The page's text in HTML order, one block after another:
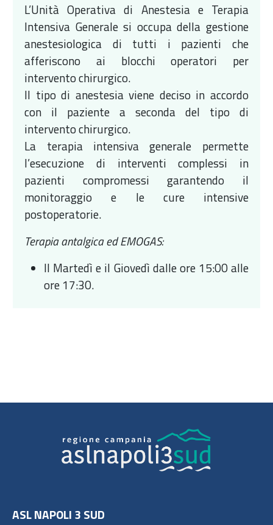
L’Unità Operativa di Anestesia e Terapia
Intensiva Generale si occupa della gestione
anestesiologica di tutti i pazienti che
afferiscono ai blocchi operatori per
intervento chirurgico.
Il tipo di anestesia viene deciso in accordo
con il paziente a seconda del tipo di
intervento chirurgico.
La terapia intensiva generale permette
l’esecuzione di interventi complessi in
pazienti compromessi garantendo il
monitoraggio e le cure intensive
postoperatorie.
Terapia antalgica ed EMOGAS:
Il Martedì e il Giovedì dalle ore 15:00 alle
ore 17:30.
ASL NAPOLI 3 SUD